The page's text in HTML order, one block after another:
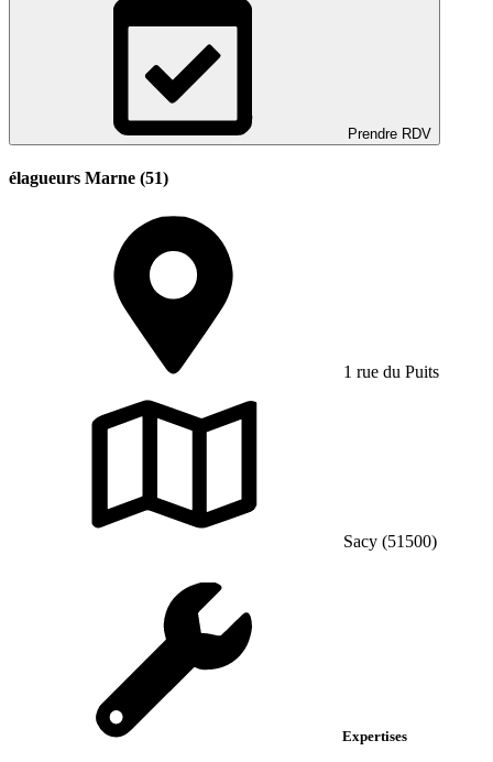
Prendre RDV
élagueurs Marne (51)
1 rue du Puits
Sacy (51500)
Expertises